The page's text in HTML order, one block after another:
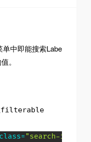
中即能搜索Labe
。
filterable
class="search-input"